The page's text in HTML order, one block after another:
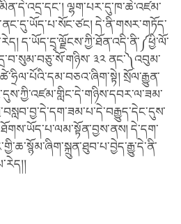
ལྷག་པར་དུ་ཁ་ཆེ་འཛམ་
དེ་ནི་གསར་གཏོད་
ད་ཡོད་དྲྭ་ལྗོངས་ཀྱི་ཐོན་འདི་ནི་༼ཕྱི་ལོ་
༣༢ ནང་༽འབུམ་
སྲོལ་རྒྱུན་
དེ་དག་